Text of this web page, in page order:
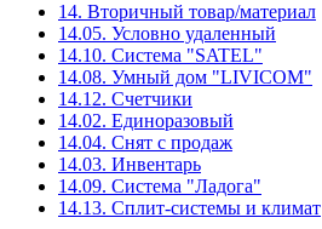
14. Вторичный товар/материал
14.05. Условно удаленный
14.10. Система "SATEL"
14.08. Умный дом "LIVICOM"
14.12. Счетчики
14.02. Единоразовый
14.04. Снят с продаж
14.03. Инвентарь
14.09. Система "Ладога"
14.13. Сплит-системы и климат